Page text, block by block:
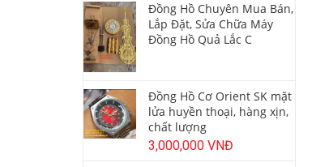
Đồng Hồ Chuyên Mua Bán,
Lắp Đặt, Sửa Chữa Máy
Đồng Hồ Quả Lắc C
Đồng Hồ Cơ Orient SK mặt
lửa huyền thoại, hàng xịn,
chất lượng
3,000,000 VNĐ